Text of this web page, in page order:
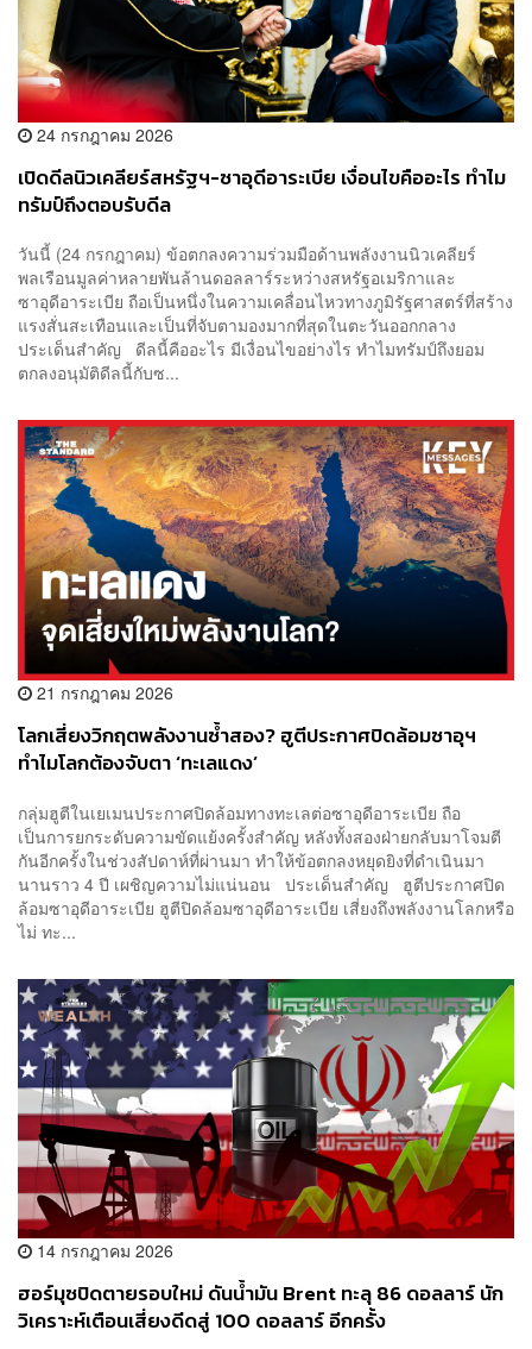
24 กรกฎาคม 2026
เปิดดีลนิวเคลียร์สหรัฐฯ-ซาอุดีอาระเบีย เงื่อนไขคืออะไร ทำไม
ทรัมป์ถึงตอบรับดีล
วันนี้ (24 กรกฎาคม) ข้อตกลงความร่วมมือด้านพลังงานนิวเคลียร์
พลเรือนมูลค่าหลายพันล้านดอลลาร์ระหว่างสหรัฐอเมริกาและ
ซาอุดีอาระเบีย ถือเป็นหนึ่งในความเคลื่อนไหวทางภูมิรัฐศาสตร์ที่สร้าง
แรงสั่นสะเทือนและเป็นที่จับตามองมากที่สุดในตะวันออกกลาง
ประเด็นสำคัญ ดีลนี้คืออะไร มีเงื่อนไขอย่างไร ทำไมทรัมป์ถึงยอม
ตกลงอนุมัติดีลนี้กับซ...
21 กรกฎาคม 2026
โลกเสี่ยงวิกฤตพลังงานซ้ำสอง? ฮูตีประกาศปิดล้อมซาอุฯ
ทำไมโลกต้องจับตา ‘ทะเลแดง’
กลุ่มฮูตีในเยเมนประกาศปิดล้อมทางทะเลต่อซาอุดีอาระเบีย ถือ
เป็นการยกระดับความขัดแย้งครั้งสำคัญ หลังทั้งสองฝ่ายกลับมาโจมตี
กันอีกครั้งในช่วงสัปดาห์ที่ผ่านมา ทำให้ข้อตกลงหยุดยิงที่ดำเนินมา
นานราว 4 ปี เผชิญความไม่แน่นอน ประเด็นสำคัญ ฮูตีประกาศปิด
ล้อมซาอุดีอาระเบีย ฮูตีปิดล้อมซาอุดีอาระเบีย เสี่ยงถึงพลังงานโลกหรือ
ไม่ ทะ...
14 กรกฎาคม 2026
ฮอร์มุซปิดตายรอบใหม่ ดันน้ำมัน Brent ทะลุ 86 ดอลลาร์ นัก
วิเคราะห์เตือนเสี่ยงดีดสู่ 100 ดอลลาร์ อีกครั้ง